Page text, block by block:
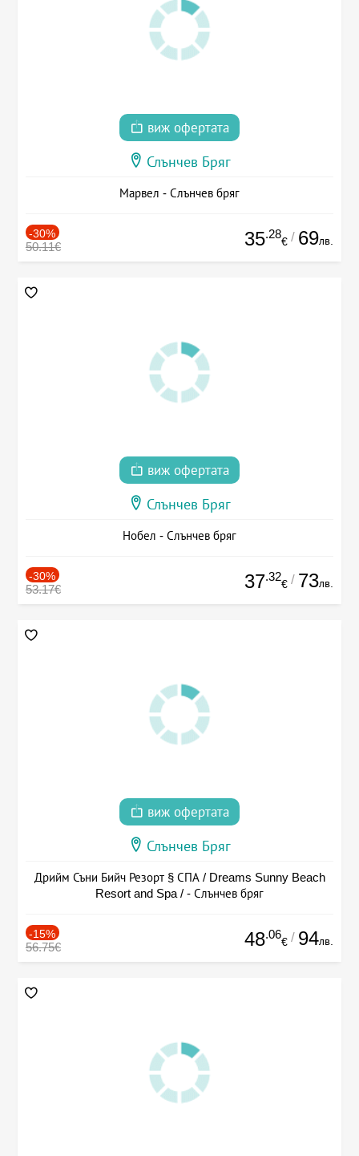
виж офертата
Слънчев Бряг
Марвел - Слънчев бряг
-30%
50.11€ 35.28
€ / 69лв.
виж офертата
Слънчев Бряг
Нобел - Слънчев бряг
-30%
53.17€ 37.32
€ / 73лв.
виж офертата
Слънчев Бряг
Дрийм Съни Бийч Резорт § СПА / Dreams Sunny Beach
Resort and Spa / - Слънчев бряг
-15%
56.75€ 48.06
€ / 94лв.